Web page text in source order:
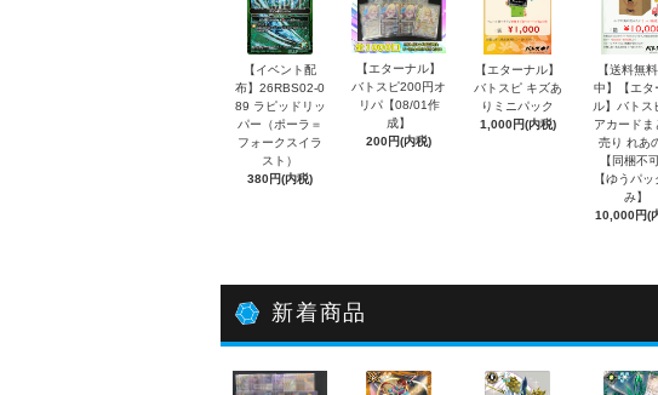
【イベント配
布】26RBS02-0
89 ラピッドリッ
パー（ポーラ＝
フォークスイラ
スト）
380円(内税)
【エターナル】
バトスピ200円オ
リパ【08/01作
成】
200円(内税)
【エターナル】
バトスピ キズあ
りミニパック
1,000円(内税)
【送料無
中】【エタ
ル】バトス
アカードま
売り れあ
【同梱不可
【ゆうパ
み】
10,000円(
新着商品